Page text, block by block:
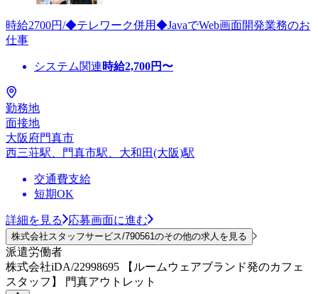
時給2700円/◆テレワーク併用◆JavaでWeb画面開発業務のお
仕事
システム関連時給2,700円〜
勤務地
面接地
大阪府門真市
西三荘駅、門真市駅、大和田(大阪)駅
交通費支給
短期OK
詳細を見る 応募画面に進む
株式会社スタッフサービス/790561のその他の求人を見る
派遣労働者
株式会社iDA/22998695 【ルームウェアブランド発のカフェ
スタッフ】 門真アウトレット